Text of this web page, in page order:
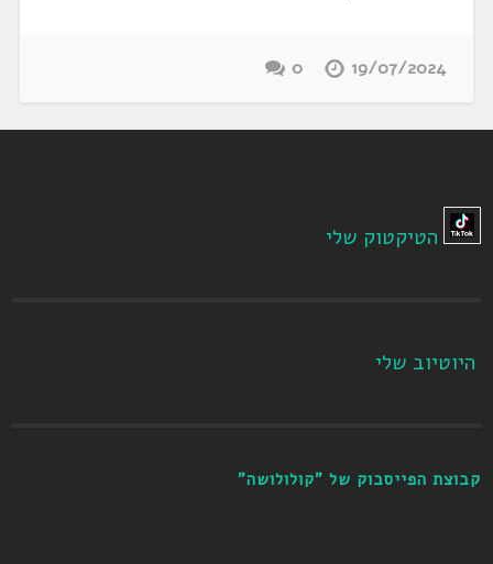
19/07/2024
0
הטיקטוק שלי
היוטיוב שלי
קבוצת הפייסבוק של "קולולושה"